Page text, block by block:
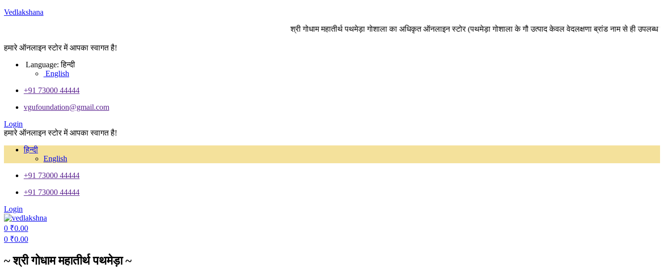
Vedlakshana
श्री गोधाम महातीर्थ पथमेड़ा गोशाला का अधिकृत ऑनलाइन स्टोर (पथमेड़ा गोशाला के गौ उत्पाद केवल वेदलक्षणा ब्रांड नाम से ही उपलब्ध हैं।
हमारे ऑनलाइन स्टोर में आपका स्वागत है!
Language:हिन्दी
English
+91 73000 44444
vgufoundation@gmail.com
Login
हमारे ऑनलाइन स्टोर में आपका स्वागत है!
हिन्दी
English
+91 73000 44444
+91 73000 44444
Login
Menu
0 ₹0.00
0 ₹0.00
~ श्री गोधाम महातीर्थ पथमेड़ा ~